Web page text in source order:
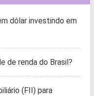
dólar investindo em
de renda do Brasil?
(FII) para